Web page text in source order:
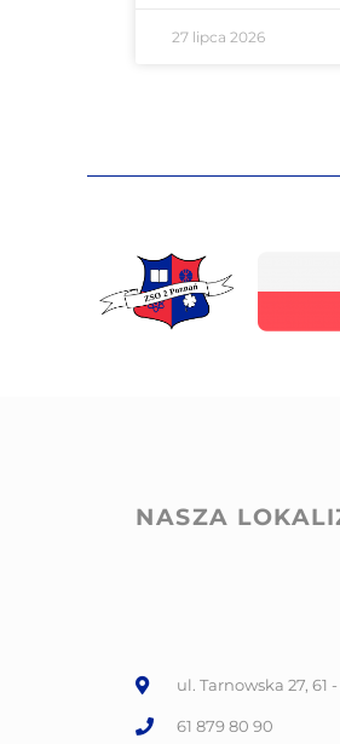
27 lipca 2026
NASZA
ul. Tarnowska 27, 61
61 879 80 90